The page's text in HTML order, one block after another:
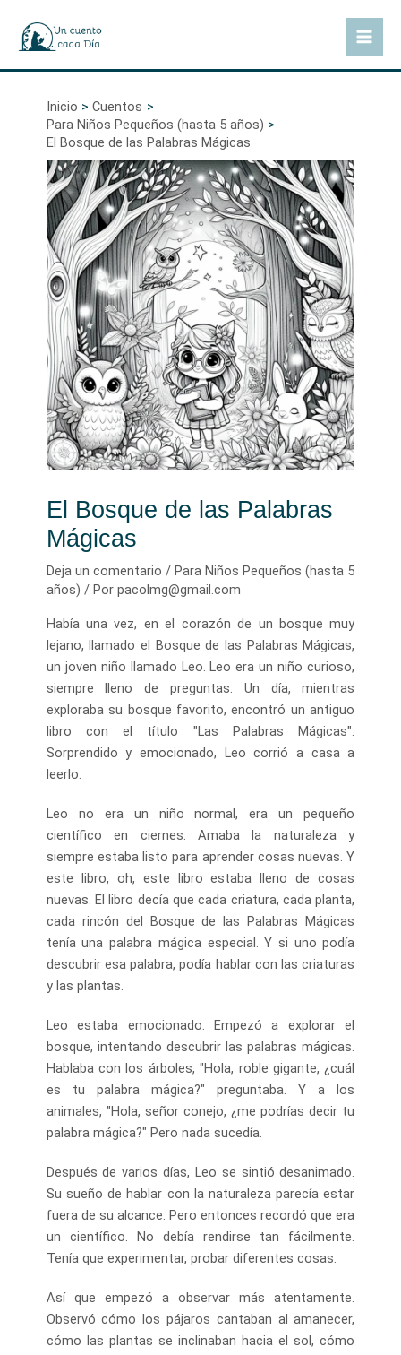
contenido
Inicio
Cuentos
Para Niños Pequeños (hasta 5 años)
El Bosque de las Palabras Mágicas
El Bosque de las Palabras
Mágicas
Deja un comentario / Para Niños Pequeños (hasta 5
años) / Por pacolmg@gmail.com
Había una vez, en el corazón de un bosque muy
lejano, llamado el Bosque de las Palabras Mágicas,
un joven niño llamado Leo. Leo era un niño curioso,
siempre lleno de preguntas. Un día, mientras
exploraba su bosque favorito, encontró un antiguo
libro con el título "Las Palabras Mágicas".
Sorprendido y emocionado, Leo corrió a casa a
leerlo.
Leo no era un niño normal, era un pequeño
científico en ciernes. Amaba la naturaleza y
siempre estaba listo para aprender cosas nuevas. Y
este libro, oh, este libro estaba lleno de cosas
nuevas. El libro decía que cada criatura, cada planta,
cada rincón del Bosque de las Palabras Mágicas
tenía una palabra mágica especial. Y si uno podía
descubrir esa palabra, podía hablar con las criaturas
y las plantas.
Leo estaba emocionado. Empezó a explorar el
bosque, intentando descubrir las palabras mágicas.
Hablaba con los árboles, "Hola, roble gigante, ¿cuál
es tu palabra mágica?" preguntaba. Y a los
animales, "Hola, señor conejo, ¿me podrías decir tu
palabra mágica?" Pero nada sucedía.
Después de varios días, Leo se sintió desanimado.
Su sueño de hablar con la naturaleza parecía estar
fuera de su alcance. Pero entonces recordó que era
un científico. No debía rendirse tan fácilmente.
Tenía que experimentar, probar diferentes cosas.
Así que empezó a observar más atentamente.
Observó cómo los pájaros cantaban al amanecer,
cómo las plantas se inclinaban hacia el sol, cómo